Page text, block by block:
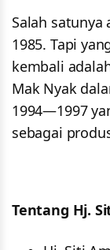
Salah satunya
1985. Tapi
kembali
Mak Nyak
1994—1997
sebagai
Tentang Hj.